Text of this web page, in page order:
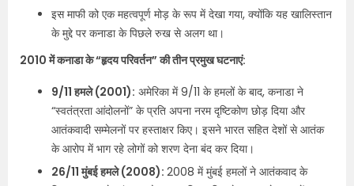
इस माफी को एक महत्वपूर्ण मोड़ के रूप में देखा गया, क्योंकि यह खालिस्तान
के मुद्दे पर कनाडा के पिछले रुख से अलग था।
2010 में कनाडा के “हृदय परिवर्तन” की तीन प्रमुख घटनाएं:
9/11 हमले (2001): अमेरिका में 9/11 के हमलों के बाद, कनाडा ने
“स्वतंत्रता आंदोलनों” के प्रति अपना नरम दृष्टिकोण छोड़ दिया और
आतंकवादी सम्मेलनों पर हस्ताक्षर किए। इसने भारत सहित देशों से आतंक
के आरोप में भाग रहे लोगों को शरण देना बंद कर दिया।
26/11 मुंबई हमले (2008): 2008 में मुंबई हमलों ने आतंकवाद के